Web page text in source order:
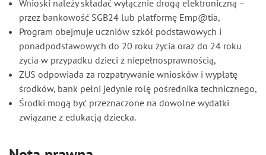
Wnioski należy składać wyłącznie drogą elektroniczną –
przez bankowość SGB24 lub platformę Emp@tia,
Program obejmuje uczniów szkół podstawowych i
ponadpodstawowych do 20 roku życia oraz do 24 roku
życia w przypadku dzieci z niepełnosprawnością,
ZUS odpowiada za rozpatrywanie wniosków i wypłatę
środków, bank pełni jedynie rolę pośrednika technicznego,
Środki mogą być przeznaczone na dowolne wydatki
związane z edukacją dziecka.